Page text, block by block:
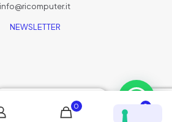
info@ricomputer.it
NEWSLETTER
0 0
Scrivici su WhatsApp